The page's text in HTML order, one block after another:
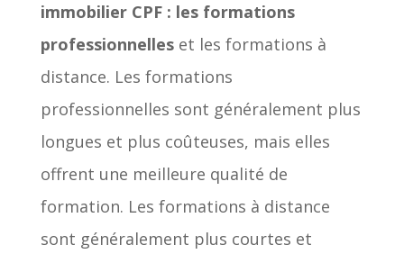
immobilier CPF : les formations
professionnelleset les formations à
distance. Les formations
professionnelles sont généralement plus
longues et plus coûteuses, mais elles
offrent une meilleure qualité de
formation. Les formations à distance
sont généralement plus courtes et